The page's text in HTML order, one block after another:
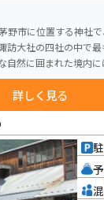
野市に位置する神社
訪大社の四社の中で
自然に囲まれた境内
な観光要素が少ないた
また、神社周辺には
の祭事やイベントも見
柱祭は大変有名で、
じることができる諏
いスポットです。
詳しく見る